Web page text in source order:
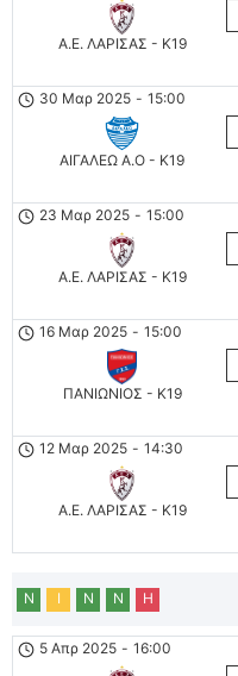
Α.Ε. ΛΑΡΙΣΑΣ - K19
30 Μαρ 2025 - 15:00
ΑΙΓΑΛΕΩ A.O - K19
23 Μαρ 2025 - 15:00
Α.Ε. ΛΑΡΙΣΑΣ - K19
16 Μαρ 2025 - 15:00
ΠΑΝΙΩΝΙΟΣ - K19
12 Μαρ 2025 - 14:30
Α.Ε. ΛΑΡΙΣΑΣ - K19
Ν Ι Ν Ν Η
5 Απρ 2025 - 16:00